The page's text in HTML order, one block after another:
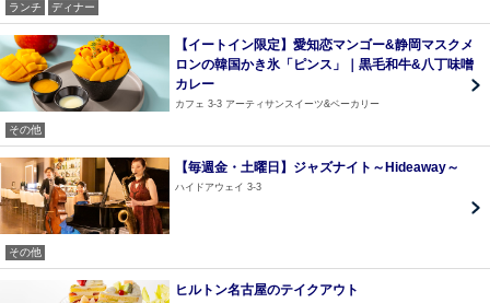
ランチ ディナー
【イートイン限定】愛知恋マンゴー&静岡マスクメ
ロンの韓国かき氷「ピンス」｜黒毛和牛&八丁味噌
カレー
カフェ 3-3 アーティサンスイーツ&ベーカリー
その他
【毎週金・土曜日】ジャズナイト～Hideaway～
ハイドアウェイ 3-3
その他
ヒルトン名古屋のテイクアウト